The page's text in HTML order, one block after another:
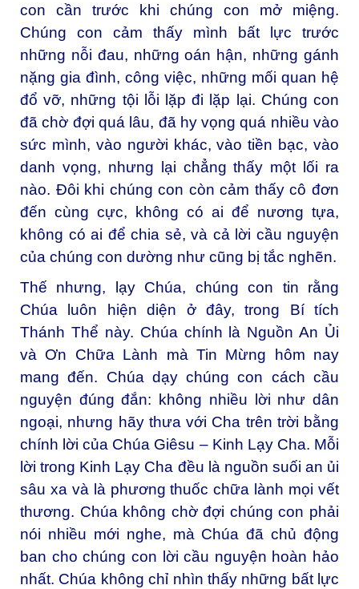
con cần trước khi chúng con mở miệng.
Chúng con cảm thấy mình bất lực trước
những nỗi đau, những oán hận, những gánh
nặng gia đình, công việc, những mối quan hệ
đổ vỡ, những tội lỗi lặp đi lặp lại. Chúng con
đã chờ đợi quá lâu, đã hy vọng quá nhiều vào
sức mình, vào người khác, vào tiền bạc, vào
danh vọng, nhưng lại chẳng thấy một lối ra
nào. Đôi khi chúng con còn cảm thấy cô đơn
đến cùng cực, không có ai để nương tựa,
không có ai để chia sẻ, và cả lời cầu nguyện
của chúng con dường như cũng bị tắc nghẽn.
Thế nhưng, lạy Chúa, chúng con tin rằng
Chúa luôn hiện diện ở đây, trong Bí tích
Thánh Thể này. Chúa chính là Nguồn An Ủi
và Ơn Chữa Lành mà Tin Mừng hôm nay
mang đến. Chúa dạy chúng con cách cầu
nguyện đúng đắn: không nhiều lời như dân
ngoại, nhưng hãy thưa với Cha trên trời bằng
chính lời của Chúa Giêsu – Kinh Lạy Cha. Mỗi
lời trong Kinh Lạy Cha đều là nguồn suối an ủi
sâu xa và là phương thuốc chữa lành mọi vết
thương. Chúa không chờ đợi chúng con phải
nói nhiều mới nghe, mà Chúa đã chủ động
ban cho chúng con lời cầu nguyện hoàn hảo
nhất. Chúa không chỉ nhìn thấy những bất lực